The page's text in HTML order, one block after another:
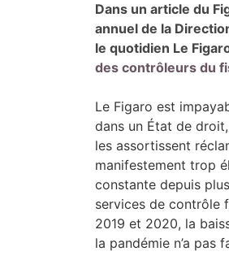
Dans un article du
annuel de la
le quotidien Le
des contrôleurs du
Le Figaro est
dans un État de
les assortissent
manifestement trop
constante depuis
services de contrôle
2019 et 2020, la
la pandémie n’a pas